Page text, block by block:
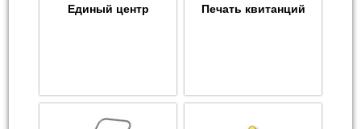
Единый центр Печать квитанций